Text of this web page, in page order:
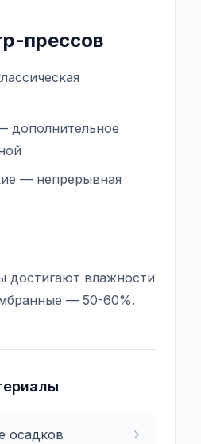
прессов
дополнительное
— непрерывная
достигают влажности
— 50-60%.
осадков